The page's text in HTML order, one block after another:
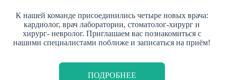
К нашей команде присоединились четыре новых врача:
кардиолог, врач лаборатории, стоматолог-хирург и
хирург- невролог. Приглашаем вас познакомиться с
нашими специалистами поближе и записаться на приём!
ПОДРОБНЕЕ